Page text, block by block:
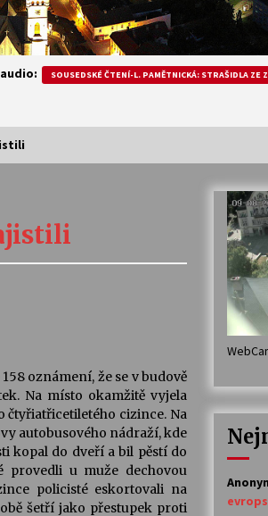
audio: SOUSEDSKÉ ČTENÍ-L. PAMĚTNICKÁ: STRAŠIDLA ZE
kapkou
recitál Michala Novenka v
oznámení, že se v budově
Na místo okamžitě vyjela
čtyřiatřicetiletého cizince. Na
autobusového nádraží, kde
kopal do dveří a bil pěstí do
provedli u muže dechovou
policisté eskortovali na
šetří jako přestupek proti